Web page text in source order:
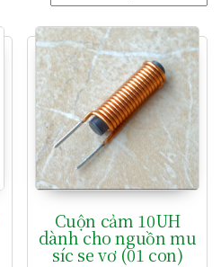
Cuộn cảm 10UH
dành cho nguồn mu
síc se vơ (01 con)